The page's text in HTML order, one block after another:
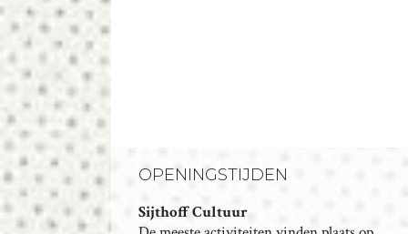
OPENINGSTIJDEN
Sijthoff Cultuur